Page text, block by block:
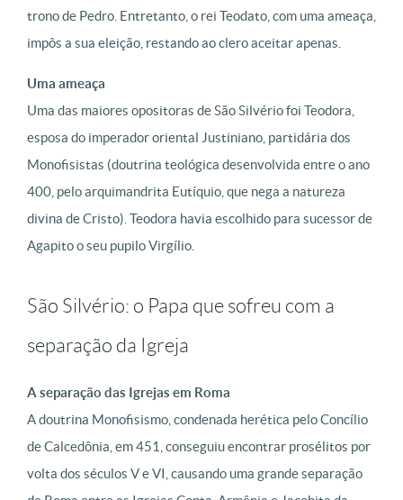
trono de Pedro. Entretanto, o rei Teodato, com uma ameaça,
impôs a sua eleição, restando ao clero aceitar apenas.
Uma ameaça
Uma das maiores opositoras de São Silvério foi Teodora,
esposa do imperador oriental Justiniano, partidária dos
Monofisistas (doutrina teológica desenvolvida entre o ano
400, pelo arquimandrita Eutíquio, que nega a natureza
divina de Cristo). Teodora havia escolhido para sucessor de
Agapito o seu pupilo Virgílio.
São Silvério: o Papa que sofreu com a
separação da Igreja
A separação das Igrejas em Roma
A doutrina Monofisismo, condenada herética pelo Concílio
de Calcedônia, em 451, conseguiu encontrar prosélitos por
volta dos séculos V e VI, causando uma grande separação